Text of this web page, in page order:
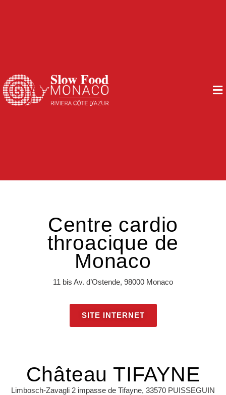
Centre cardio
throacique de
Monaco
11 bis Av. d’Ostende, 98000 Monaco
SITE INTERNET
Château TIFAYNE
Limbosch-Zavagli 2 impasse de Tifayne, 33570 PUISSEGUIN